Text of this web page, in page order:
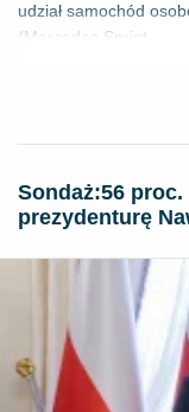
udział samochód
(Mercedes Sprint...
​Sondaż:56
prezydenturę